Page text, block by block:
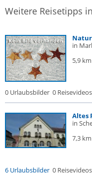
Weitere Reisetipps
in
5,9
0 Urlaubsbilder 0 Reisevideos
Altes
in
7,3
6 Urlaubsbilder 0 Reisevideos